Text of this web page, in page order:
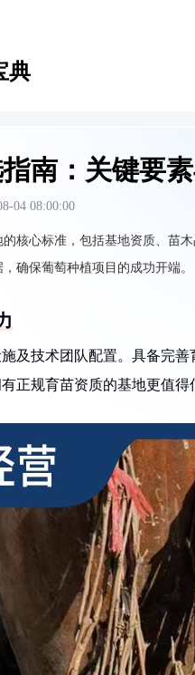
典
南：关键要
04 08:00:00
核心标准，包括基地资质、苗
确保葡萄种植项目的成功开端。
及技术团队配置。具备完
正规育苗资质的基地更值得